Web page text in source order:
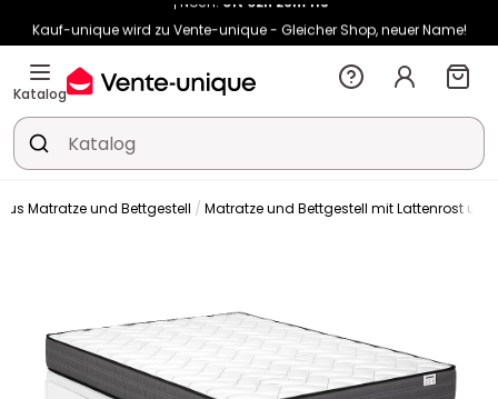
Kauf-unique wird zu Vente-unique - Gleicher Shop, neuer Name!
-10% ab €400 mitHEAT10auf Vente-unique-Produkte
Noch:
Katalog
Matratze und Bettgestell Matratze und Bettgestell mit Lattenrost und